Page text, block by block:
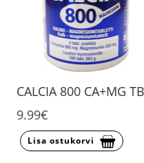
CALCIA 800 CA+MG
9.99€
Lisa ostukorvi